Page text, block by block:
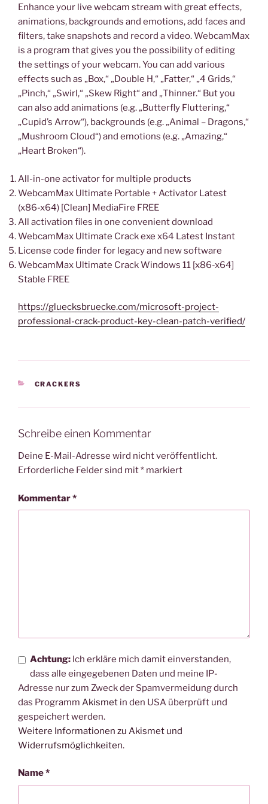
Enhance your live webcam stream with great effects,
animations, backgrounds and emotions, add faces and
filters, take snapshots and record a video. WebcamMax
is a program that gives you the possibility of editing
the settings of your webcam. You can add various
effects such as „Box,“ „Double H,“ „Fatter,“ „4 Grids,“
„Pinch,“ „Swirl,“ „Skew Right“ and „Thinner.“ But you
can also add animations (e.g. „Butterfly Fluttering,“
„Cupid’s Arrow“), backgrounds (e.g. „Animal – Dragons,“
„Mushroom Cloud“) and emotions (e.g. „Amazing,“
„Heart Broken“).
All-in-one activator for multiple products
WebcamMax Ultimate Portable + Activator Latest
(x86-x64) [Clean] MediaFire FREE
All activation files in one convenient download
WebcamMax Ultimate Crack exe x64 Latest Instant
License code finder for legacy and new software
WebcamMax Ultimate Crack Windows 11 [x86-x64]
Stable FREE
https://gluecksbruecke.com/microsoft-project-
professional-crack-product-key-clean-patch-verified/
KATEGORIEN
CRACKERS
Schreibe einen Kommentar
Deine E-Mail-Adresse wird nicht veröffentlicht.
Erforderliche Felder sind mit* markiert
Kommentar*
Achtung: Ich erkläre mich damit einverstanden,
dass alle eingegebenen Daten und meine IP-
Adresse nur zum Zweck der Spamvermeidung durch
das Programm Akismet in den USA überprüft und
gespeichert werden.
Weitere Informationen zu Akismet und
Widerrufsmöglichkeiten.
Name*